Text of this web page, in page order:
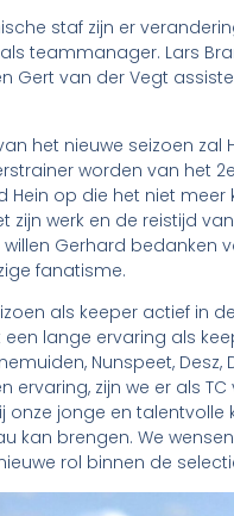
staf zijn er
teammanager. Lars
Gert van der Vegt
het nieuwe seizoen zal
worden van het
Hein op die het niet meer
zijn werk en de reistijd
willen Gerhard bedanken
fanatisme.
als keeper actief in
een lange ervaring als
Nunspeet, Desz,
ervaring, zijn we er als TC
onze jonge en talentvolle
kan brengen. We
rol binnen de